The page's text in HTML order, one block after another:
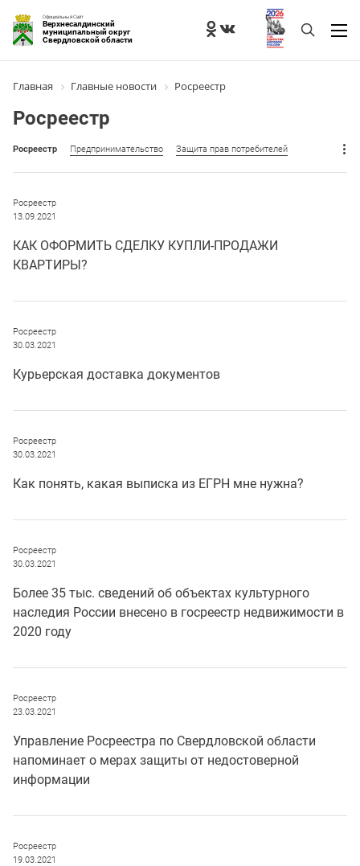
Официальный Сайт
Верхнесалдинский
муниципальный округ
Свердловской области
Главная Главные новости Росреестр
Росреестр
Росреестр Предпринимательство Защита прав потребителей
Росреестр
13.09.2021
КАК ОФОРМИТЬ СДЕЛКУ КУПЛИ-ПРОДАЖИ
КВАРТИРЫ?
Росреестр
30.03.2021
Курьерская доставка документов
Росреестр
30.03.2021
Как понять, какая выписка из ЕГРН мне нужна?
Росреестр
30.03.2021
Более 35 тыс. сведений об объектах культурного
наследия России внесено в госреестр недвижимости в
2020 году
Росреестр
23.03.2021
Управление Росреестра по Свердловской области
напоминает о мерах защиты от недостоверной
информации
Росреестр
19.03.2021